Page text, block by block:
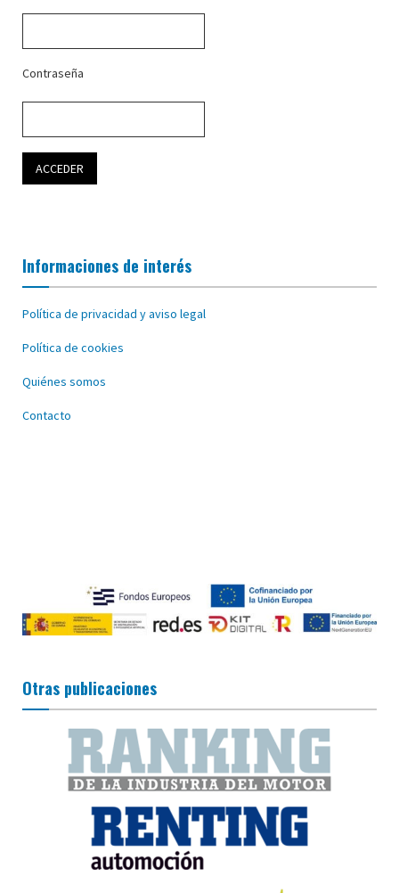
Contraseña
Informaciones de interés
Política de privacidad y aviso legal
Política de cookies
Quiénes somos
Contacto
Otras publicaciones